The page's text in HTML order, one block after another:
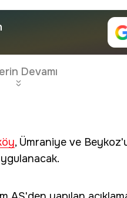
Devamı
, Ümraniye ve